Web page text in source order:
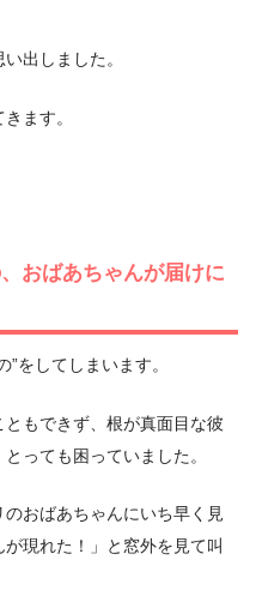
出しました。
ます。
おばあちゃんが届けに
をしてしまいます。
もできず、根が真面目な彼
っても困っていました。
おばあちゃんにいち早く見
現れた！」と窓外を見て叫